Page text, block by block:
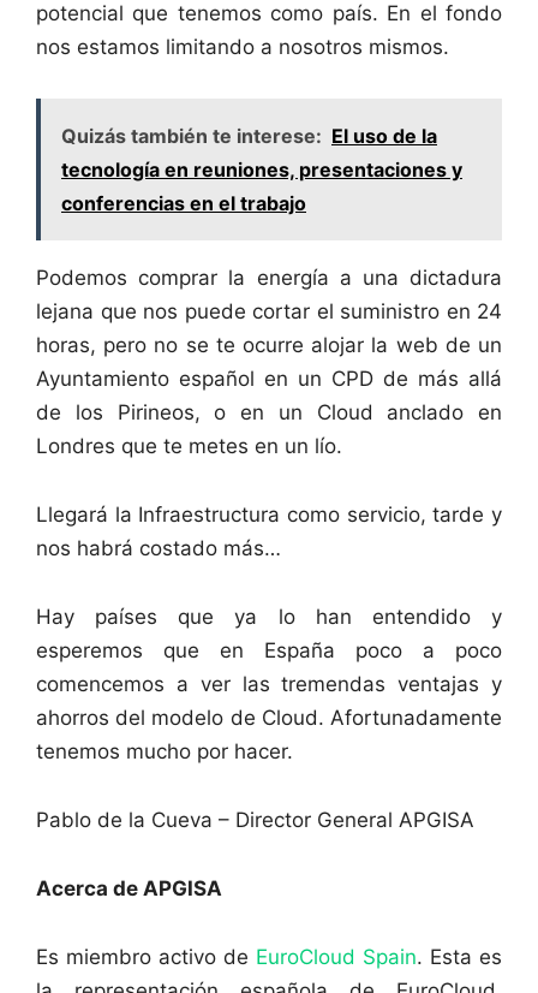
potencial que tenemos como país. En el fondo
nos estamos limitando a nosotros mismos.
Quizás también te interese: El uso de la
tecnología en reuniones, presentaciones y
conferencias en el trabajo
Podemos comprar la energía a una dictadura
lejana que nos puede cortar el suministro en 24
horas, pero no se te ocurre alojar la web de un
Ayuntamiento español en un CPD de más allá
de los Pirineos, o en un Cloud anclado en
Londres que te metes en un lío.
Llegará la Infraestructura como servicio, tarde y
nos habrá costado más…
Hay países que ya lo han entendido y
esperemos que en España poco a poco
comencemos a ver las tremendas ventajas y
ahorros del modelo de Cloud. Afortunadamente
tenemos mucho por hacer.
Pablo de la Cueva – Director General APGISA
Acerca de APGISA
Es miembro activo de EuroCloud Spain. Esta es